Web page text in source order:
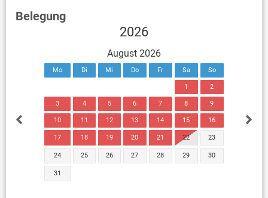
Belegung
2026
August 2026
Mo Di Mi Do Fr Sa So
1 2
3 4 5 6 7 8 9
10 11 12 13 14 15 16
17 18 19 20 21 22 23
24 25 26 27 28 29 30
31